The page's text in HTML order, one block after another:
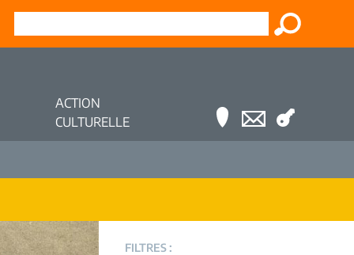
ACTION
CULTURELLE
FILTRES :